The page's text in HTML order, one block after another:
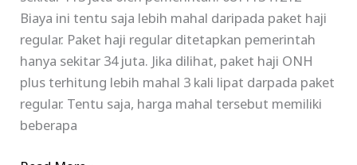
Biaya ini tentu saja lebih mahal daripada paket haji
regular. Paket haji regular ditetapkan pemerintah
hanya sekitar 34 juta. Jika dilihat, paket haji ONH
plus terhitung lebih mahal 3 kali lipat darpada paket
regular. Tentu saja, harga mahal tersebut memiliki
beberapa